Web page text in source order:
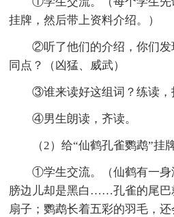
挂牌，然后带上资料介绍。）
②听了他们的介绍，你们发
同点？（凶猛、威武）
③谁来读好这组词？练读，
④男生朗读，齐读。
（2）给“仙鹤孔雀鹦鹉”挂牌
①学生交流。（仙鹤有一身
膀边儿却是黑白……孔雀的尾巴
扇子；鹦鹉长着五彩的羽毛，还